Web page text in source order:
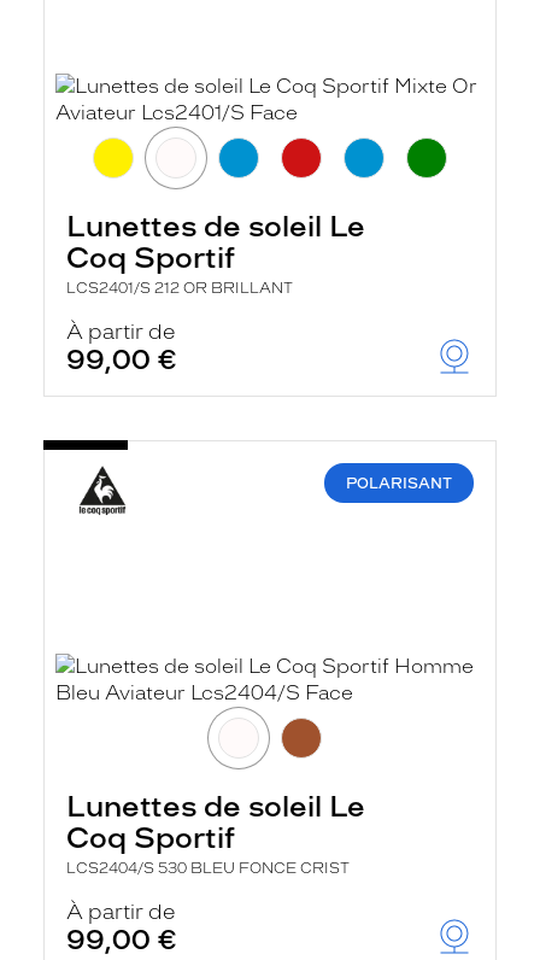
Lunettes de soleil Le
Coq Sportif
LCS2401/S 212 OR BRILLANT
À partir de
99,00 €
POLARISANT
Lunettes de soleil Le
Coq Sportif
LCS2404/S 530 BLEU FONCE CRIST
À partir de
99,00 €